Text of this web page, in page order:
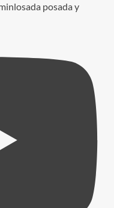
posada y